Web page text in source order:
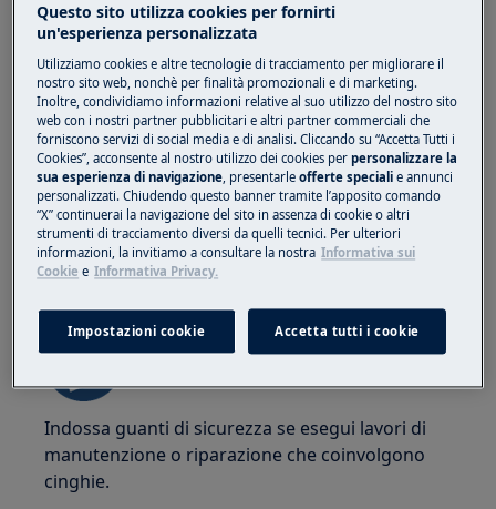
Indossare occhiali di protezione se si eseguono
lavori di manutenzione o riparazione che
coinvolgono molle.
ATTENZIONE!RISCHIO DI SCHIACCIAMENTO
Indossa guanti di sicurezza se esegui lavori di
manutenzione o riparazione che coinvolgono
cinghie.
Questo sito utilizza cookies per fornirti
un'esperienza personalizzata
Utilizziamo cookies e altre tecnologie di tracciamento per migliorare il
nostro sito web, nonchè per finalità promozionali e di marketing.
Inoltre, condividiamo informazioni relative al suo utilizzo del nostro sito
web con i nostri partner pubblicitari e altri partner commerciali che
forniscono servizi di social media e di analisi. Cliccando su “Accetta Tutti i
Cookies”, acconsente al nostro utilizzo dei cookies perpersonalizzare la
sua esperienza di navigazione, presentarleofferte speciali e annunci
personalizzati. Chiudendo questo banner tramite l’apposito comando
“X” continuerai la navigazione del sito in assenza di cookie o altri
strumenti di tracciamento diversi da quelli tecnici. Per ulteriori
informazioni, la invitiamo a consultare la nostra Informativa sui
Cookie e Informativa Privacy.
Impostazioni cookie Accetta tutti i cookie